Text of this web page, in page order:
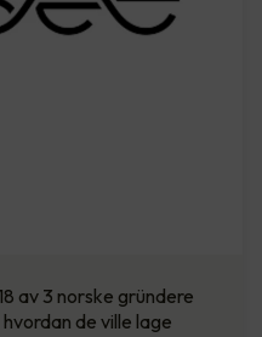
av 3 norske gründere
de ville lage